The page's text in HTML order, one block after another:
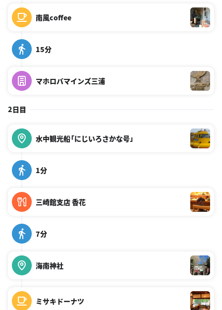
南風coffee
15分
マホロバマインズ三浦
2日目
水中観光船「にじいろさかな号」
1分
三崎館支店 香花
7分
海南神社
ミサキドーナツ